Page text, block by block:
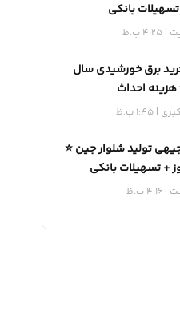
بانکی
4:25 ب.ظ
برق خورشیدی سال
1:45 ب.ظ
تولید شلوار جین ⭐️
+ تسهیلات بانکی
4:16 ب.ظ